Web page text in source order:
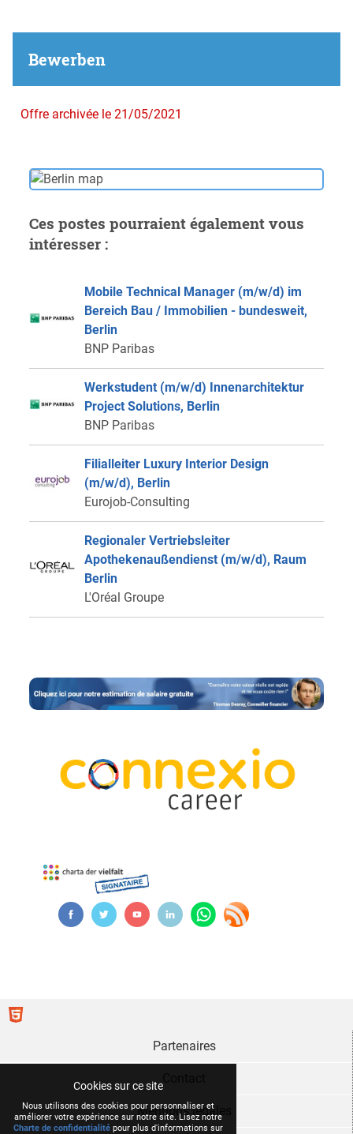
Bewerben
Offre archivée le 21/05/2021
Ces postes pourraient également vous
intéresser :
Mobile Technical Manager (m/w/d) im
Bereich Bau / Immobilien - bundesweit,
Berlin
BNP Paribas
Werkstudent (m/w/d) Innenarchitektur
Project Solutions, Berlin
BNP Paribas
Filialleiter Luxury Interior Design
(m/w/d), Berlin
Eurojob-Consulting
Regionaler Vertriebsleiter
Apothekenaußendienst (m/w/d), Raum
Berlin
L'Oréal Groupe
Cookies sur ce site
Nous utilisons des cookies pour personnaliser et
améliorer votre expérience sur notre site. Lisez notre
Charte de confidentialité pour plus d'informations sur
Partenaires
Mentions légales